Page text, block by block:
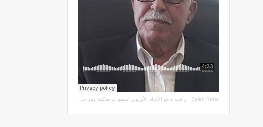
Saleh Rafat
· رأفت يدعو الاتحاد الأوروبي لخطوات هيكلية ومراجعة اتفاقيات الشراكة مع سلطة الاحتلال